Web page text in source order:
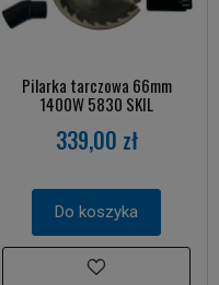
Pilarka tarczowa 66mm
1400W 5830 SKIL
339,00 zł
Do koszyka